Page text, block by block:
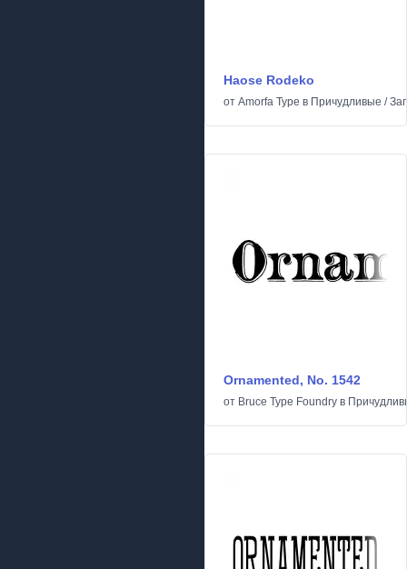
Haose Rodeko
от Amorfa Type в Причудливые /
Ornamented, No. 1542
от Bruce Type Foundry в